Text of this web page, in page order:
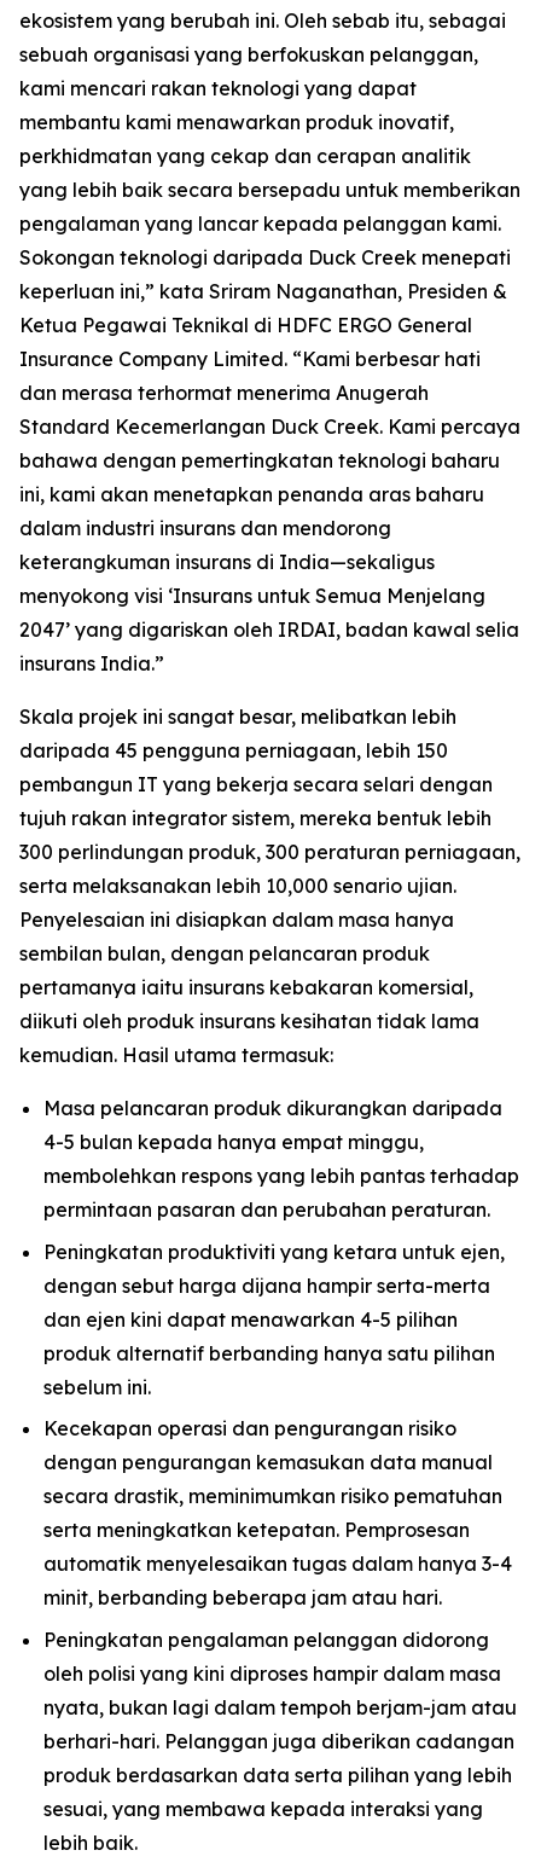
ekosistem yang berubah ini. Oleh sebab itu, sebagai
sebuah organisasi yang berfokuskan pelanggan,
kami mencari rakan teknologi yang dapat
membantu kami menawarkan produk inovatif,
perkhidmatan yang cekap dan cerapan analitik
yang lebih baik secara bersepadu untuk memberikan
pengalaman yang lancar kepada pelanggan kami.
Sokongan teknologi daripada Duck Creek menepati
keperluan ini,” kata Sriram Naganathan, Presiden &
Ketua Pegawai Teknikal di HDFC ERGO General
Insurance Company Limited. “Kami berbesar hati
dan merasa terhormat menerima Anugerah
Standard Kecemerlangan Duck Creek. Kami percaya
bahawa dengan pemertingkatan teknologi baharu
ini, kami akan menetapkan penanda aras baharu
dalam industri insurans dan mendorong
keterangkuman insurans di India—sekaligus
menyokong visi ‘Insurans untuk Semua Menjelang
2047’ yang digariskan oleh IRDAI, badan kawal selia
insurans India.”
Skala projek ini sangat besar, melibatkan lebih
daripada 45 pengguna perniagaan, lebih 150
pembangun IT yang bekerja secara selari dengan
tujuh rakan integrator sistem, mereka bentuk lebih
300 perlindungan produk, 300 peraturan perniagaan,
serta melaksanakan lebih 10,000 senario ujian.
Penyelesaian ini disiapkan dalam masa hanya
sembilan bulan, dengan pelancaran produk
pertamanya iaitu insurans kebakaran komersial,
diikuti oleh produk insurans kesihatan tidak lama
kemudian. Hasil utama termasuk:
Masa pelancaran produk dikurangkan daripada
4-5 bulan kepada hanya empat minggu,
membolehkan respons yang lebih pantas terhadap
permintaan pasaran dan perubahan peraturan.
Peningkatan produktiviti yang ketara untuk ejen,
dengan sebut harga dijana hampir serta-merta
dan ejen kini dapat menawarkan 4-5 pilihan
produk alternatif berbanding hanya satu pilihan
sebelum ini.
Kecekapan operasi dan pengurangan risiko
dengan pengurangan kemasukan data manual
secara drastik, meminimumkan risiko pematuhan
serta meningkatkan ketepatan. Pemprosesan
automatik menyelesaikan tugas dalam hanya 3-4
minit, berbanding beberapa jam atau hari.
Peningkatan pengalaman pelanggan didorong
oleh polisi yang kini diproses hampir dalam masa
nyata, bukan lagi dalam tempoh berjam-jam atau
berhari-hari. Pelanggan juga diberikan cadangan
produk berdasarkan data serta pilihan yang lebih
sesuai, yang membawa kepada interaksi yang
lebih baik.